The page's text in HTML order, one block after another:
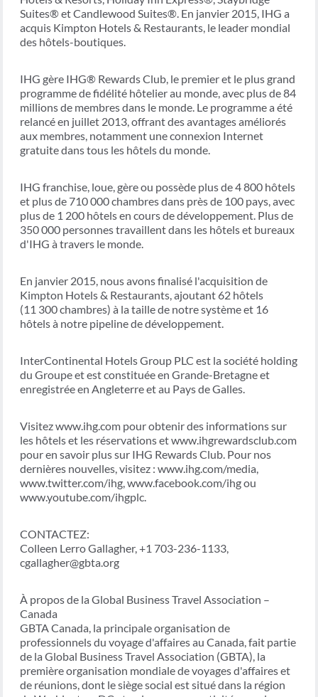
Suites® et Candlewood Suites®. En janvier 2015, IHG a
acquis Kimpton Hotels & Restaurants, le leader mondial
des hôtels-boutiques.
IHG gère IHG® Rewards Club, le premier et le plus grand
programme de fidélité hôtelier au monde, avec plus de 84
millions de membres dans le monde. Le programme a été
relancé en juillet 2013, offrant des avantages améliorés
aux membres, notamment une connexion Internet
gratuite dans tous les hôtels du monde.
IHG franchise, loue, gère ou possède plus de 4 800 hôtels
et plus de 710 000 chambres dans près de 100 pays, avec
plus de 1 200 hôtels en cours de développement. Plus de
350 000 personnes travaillent dans les hôtels et bureaux
d'IHG à travers le monde.
En janvier 2015, nous avons finalisé l'acquisition de
Kimpton Hotels & Restaurants, ajoutant 62 hôtels
(11 300 chambres) à la taille de notre système et 16
hôtels à notre pipeline de développement.
InterContinental Hotels Group PLC est la société holding
du Groupe et est constituée en Grande-Bretagne et
enregistrée en Angleterre et au Pays de Galles.
Visitez www.ihg.com pour obtenir des informations sur
les hôtels et les réservations et www.ihgrewardsclub.com
pour en savoir plus sur IHG Rewards Club. Pour nos
dernières nouvelles, visitez : www.ihg.com/media,
www.twitter.com/ihg, www.facebook.com/ihg ou
www.youtube.com/ihgplc.
CONTACTEZ:
Colleen Lerro Gallagher, +1 703-236-1133,
cgallagher@gbta.org
À propos de la Global Business Travel Association –
Canada
GBTA Canada, la principale organisation de
professionnels du voyage d'affaires au Canada, fait partie
de la Global Business Travel Association (GBTA), la
première organisation mondiale de voyages d'affaires et
de réunions, dont le siège social est situé dans la région